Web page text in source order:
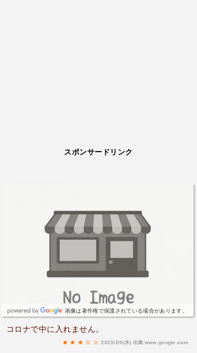
スポンサードリンク
画像は著作権で保護されている場合があります。
コロナで中に入れません。
2023/2/9(木) 出典:www.google.com